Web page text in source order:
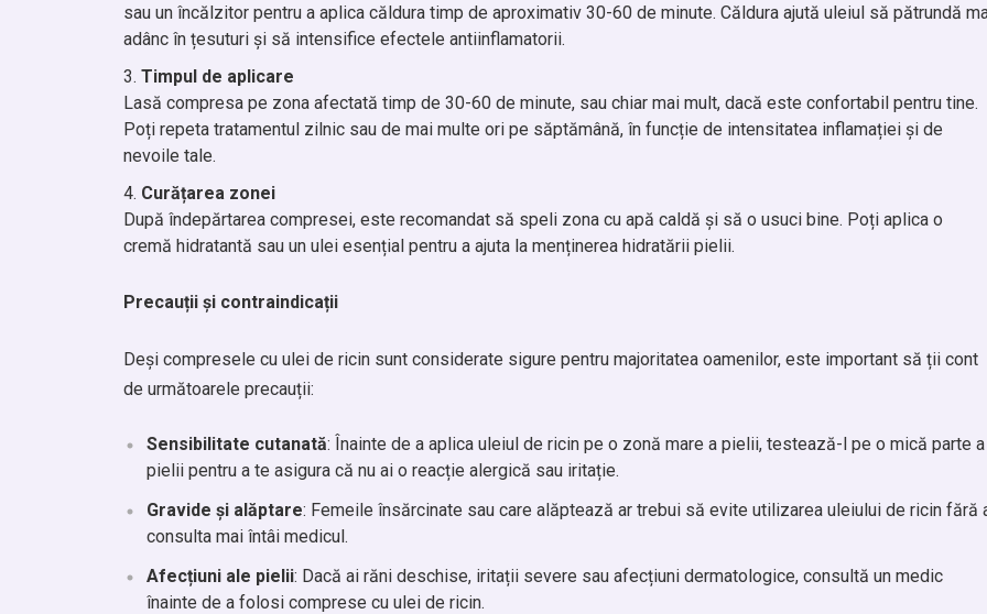
sau un încălzitor pentru a aplica căldura timp de aproximativ 30-60 de minute. Căldura ajută uleiul să pătrundă
adânc în țesuturi și să intensifice efectele antiinflamatorii.
Timpul de aplicare
Lasă compresa pe zona afectată timp de 30-60 de minute, sau chiar mai mult, dacă este confortabil pentru tine.
Poți repeta tratamentul zilnic sau de mai multe ori pe săptămână, în funcție de intensitatea inflamației și de
nevoile tale.
Curățarea zonei
După îndepărtarea compresei, este recomandat să speli zona cu apă caldă și să o usuci bine. Poți aplica o
cremă hidratantă sau un ulei esențial pentru a ajuta la menținerea hidratării pielii.
Precauții și contraindicații
Deși compresele cu ulei de ricin sunt considerate sigure pentru majoritatea oamenilor, este important să ții cont
de următoarele precauții:
Sensibilitate cutanată: Înainte de a aplica uleiul de ricin pe o zonă mare a pielii, testează-l pe o mică parte a
pielii pentru a te asigura că nu ai o reacție alergică sau iritație.
Gravide și alăptare: Femeile însărcinate sau care alăptează ar trebui să evite utilizarea uleiului de ricin fără
consulta mai întâi medicul.
Afecțiuni ale pielii: Dacă ai răni deschise, iritații severe sau afecțiuni dermatologice, consultă un medic
înainte de a folosi comprese cu ulei de ricin.